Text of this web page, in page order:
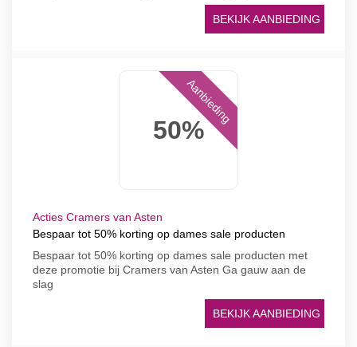
BEKIJK AANBIEDING
50%
Aanbieding
Acties Cramers van Asten
Bespaar tot 50% korting op dames sale producten
Bespaar tot 50% korting op dames sale producten met
deze promotie bij Cramers van Asten Ga gauw aan de
slag
BEKIJK AANBIEDING